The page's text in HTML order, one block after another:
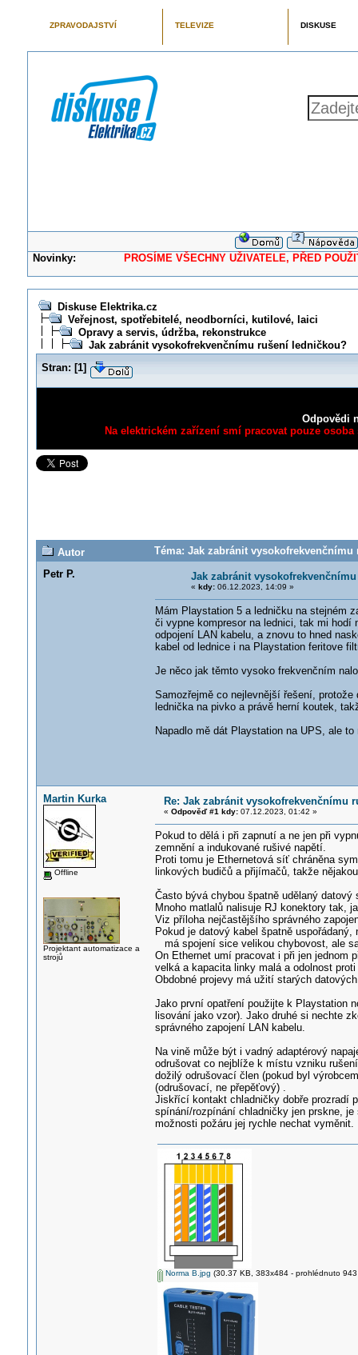
ZPRAVODAJSTVÍ TELEVIZE DISKUSE
Novinky: PROSÍME VŠECHNY UŽIVATELE, PŘED
Diskuse Elektrika.cz
Veřejnost, spotřebitelé, neodborníci, kutilové, laici
Opravy a servis, údržba, rekonstrukce
Jak zabránit vysokofrekvenčnímu rušení ledničkou?
Stran: [1]
Odpovědi
Na elektrickém zařízení smí pracovat pouze
Autor
Téma: Jak zabránit
Petr P.
Jak zabránit
« kdy:06.12.2023, 14:09 »
Mám Playstation 5 a ledničku na stejném
či vypne kompresor na lednici, tak mi hodí
odpojení LAN kabelu, a znovu to hned
kabel od lednice i na Playstation feritove
Je něco jak těmto vysoko frekvenčním
Samozřejmě co nejlevnější řešení,
lednička na pivko a právě herní koutek,
Napadlo mě dát Playstation na UPS, ale
Martin Kurka
Offline
Projektant automatizace a
strojů
Re: Jak zabránit vysokofrekvenčnímu
« Odpověď #1 kdy:07.12.2023, 01:42 »
Pokud to dělá i při zapnutí a ne jen při
zemnění a indukované rušivé napětí.
Proti tomu je Ethernetová síť chráněna
linkových budičů a přijímačů, takže
Často bývá chybou špatně udělaný
Mnoho matlalů nalisuje RJ konektory
Viz příloha nejčastějšího správného
Pokud je datový kabel špatně
má spojení sice velikou chybovost, ale
On Ethernet umí pracovat i při jen jednom
velká a kapacita linky malá a odolnost
Obdobné projevy má užití starých
Jako první opatření použijte k Playstation
lisování jako vzor). Jako druhé si nechte
správného zapojení LAN kabelu.
Na vině může být i vadný adaptérový
odrušovat co nejblíže k místu vzniku
dožilý odrušovací člen (pokud byl
(odrušovací, ne přepěťový) .
Jiskřící kontakt chladničky dobře prozradí
spínání/rozpínání chladničky jen prskne,
možnosti požáru jej rychle nechat vyměnit.
Norma B.jpg (30.37 KB, 383x484 - prohlédnuto 943